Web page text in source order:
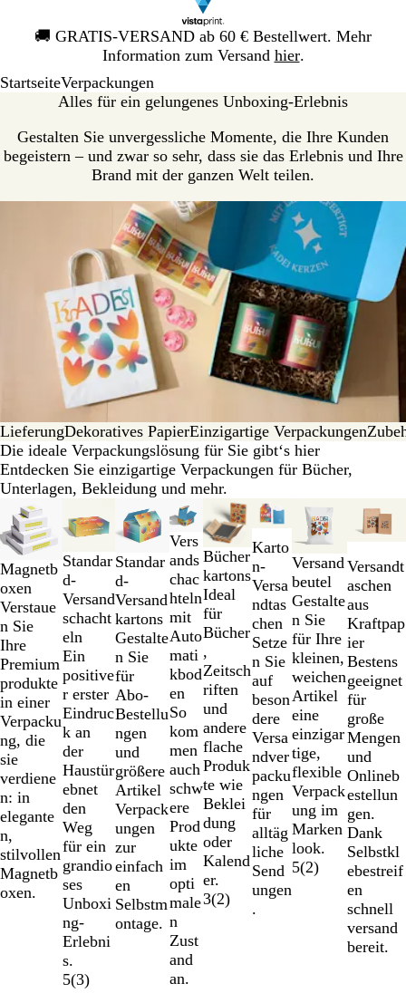
🚚 GRATIS-VERSAND ab 60 € Bestellwert. Mehr
Information zum Versand hier.
Galeriebild
1
StartseiteVerpackungen
Alles für ein gelungenes Unboxing-Erlebnis
Gestalten Sie unvergessliche Momente, die Ihre Kunden
begeistern – und zwar so sehr, dass sie das Erlebnis und Ihre
Brand mit der ganzen Welt teilen.
LieferungDekoratives PapierEinzigartige Verpackungen
Die ideale Verpackungslösung für Sie gibt‘s hier
Entdecken Sie einzigartige Verpackungen für Bücher,
Unterlagen, Bekleidung und mehr.
Neu
Magnetb
oxen
Verstaue
n Sie
Ihre
Premium
produkte
in einer
Verpacku
ng, die
sie
verdiene
n: in
elegante
n,
stilvollen
Magnetb
oxen.
Standar
d-
Versand
schacht
eln
Ein
positive
r erster
Eindruc
k an
der
Haustür
ebnet
den
Weg
für ein
grandio
ses
Unboxi
ng-
Erlebni
s.
5(3)
Neu
Standar
d-
Versand
kartons
Gestalte
n Sie
für
Abo-
Bestellu
ngen
und
größere
Artikel
Verpack
ungen
zur
einfach
en
Selbstm
ontage.
Vers
ands
chac
hteln
mit
Auto
mati
kbod
en
So
kom
men
auch
schw
ere
Prod
ukte
im
opti
male
n
Zust
and
an.
Bücher
kartons
Ideal
für
Bücher
,
Zeitsch
riften
und
andere
flache
Produk
te wie
Beklei
dung
oder
Kalend
er.
3(2)
Karto
n-
Versa
ndtas
chen
Setze
n Sie
auf
beson
dere
Versa
ndver
packu
ngen
für
alltäg
liche
Send
ungen
.
Versand
beutel
Gestalte
n Sie
für Ihre
kleinen,
weichen
Artikel
eine
einzigar
tige,
flexible
Verpack
ung im
Marken
look.
5(2)
Versandt
aschen
aus
Kraftpap
ier
Bestens
geeignet
für
große
Mengen
und
Onlineb
estellun
gen.
Dank
Selbstkl
ebestreif
en
schnell
versand
bereit.
Galeriebilder
bis
2
von
8